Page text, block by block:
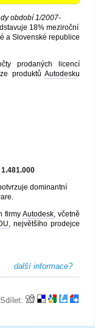
období 1/2007-
18% meziroční
a Slovenské republice
prodaných licencí
produktů Autodesku
1.481.000
dominantní
firmyAutodesk, včetně
, největšího prodejce
další informace?
Sdílet: